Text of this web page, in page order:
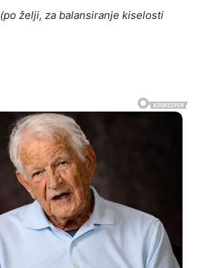
(po želji, za balansiranje kiselosti